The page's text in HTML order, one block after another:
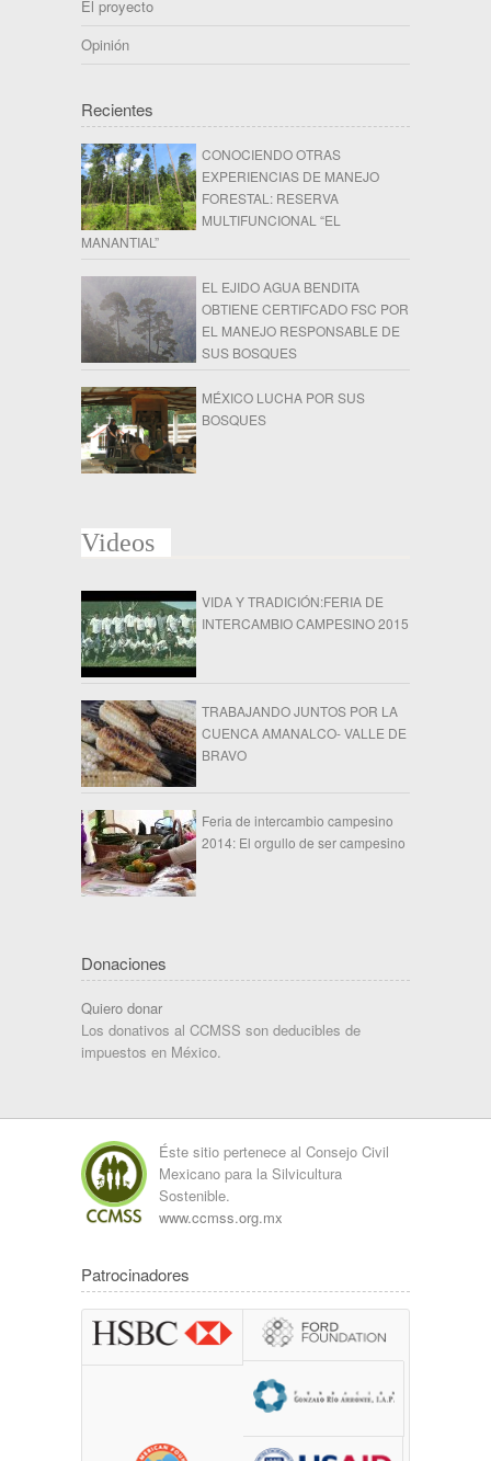
El proyecto
Opinión
Recientes
CONOCIENDO OTRAS
EXPERIENCIAS DE MANEJO
FORESTAL: RESERVA
MULTIFUNCIONAL “EL
MANANTIAL”
EL EJIDO AGUA BENDITA
OBTIENE CERTIFCADO FSC POR
EL MANEJO RESPONSABLE DE
SUS BOSQUES
MÉXICO LUCHA POR SUS
BOSQUES
Videos
VIDA Y TRADICIÓN:FERIA DE
INTERCAMBIO CAMPESINO 2015
TRABAJANDO JUNTOS POR LA
CUENCA AMANALCO- VALLE DE
BRAVO
Feria de intercambio campesino
2014: El orgullo de ser campesino
Donaciones
Quiero donar
Los donativos al CCMSS son deducibles de
impuestos en México.
Éste sitio pertenece al Consejo Civil
Mexicano para la Silvicultura
Sostenible.
www.ccmss.org.mx
Patrocinadores